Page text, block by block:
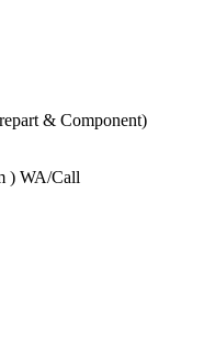
& Component)
) WA/Call